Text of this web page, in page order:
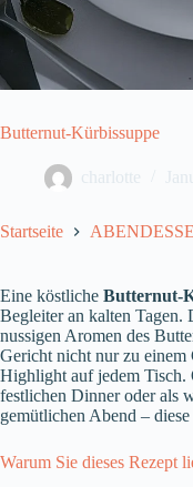
Butternut-Kürbissuppe
charlotte
Startseite
Eine köstliche Butternut-
Begleiter an kalten Tagen.
nussigen Aromen des
Gericht nicht nur zu einem
Highlight auf jedem Tisch.
festlichen Dinner oder als
gemütlichen Abend –
Warum Sie dieses Rezept